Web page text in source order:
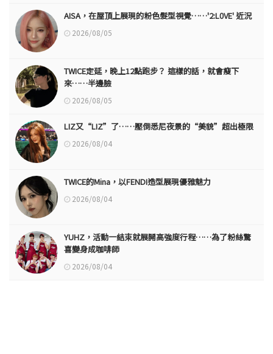
AISA，在屋頂上展現的粉色髮型視覺……'2:L0VE' 近況
2026/08/05
TWICE定延，晚上12點跑步？ 這樣的話，就會瘦下
來……半邊臉
2026/08/05
LIZ又“LIZ”了……壓倒悉尼夜景的“美貌”超出極限
2026/08/04
TWICE的Mina，以FENDI造型展現優雅魅力
2026/08/04
YUHZ，活動一結束就展開高強度行程……為了粉絲驚
喜變身成咖啡師
2026/08/04